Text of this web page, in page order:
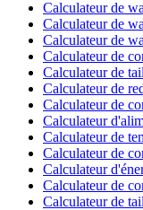
Calculateur de
Calculateur de
Calculateur de
Calculateur de
Calculateur de
Calculateur de
Calculateur de
Calculateur
Calculateur de
Calculateur de
Calculateur
Calculateur de
Calculateur de